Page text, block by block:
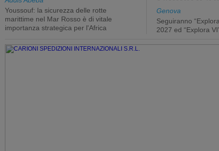
Youssouf: la sicurezza delle rotte
marittime nel Mar Rosso è di vitale
importanza strategica per l'Africa
Genova
Seguiranno
2027 ed “Explora